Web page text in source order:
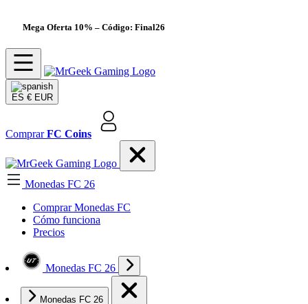
Mega Oferta 10% – Código: Final26
ES € EUR
ComprarFC Coins
Monedas FC 26
Comprar Monedas FC
Cómo funciona
Precios
Monedas FC 26
Monedas FC 26